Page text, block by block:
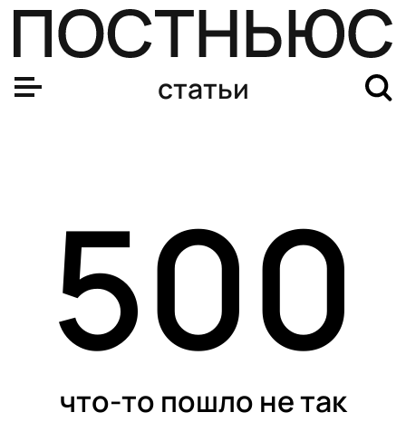
статьи
500
что-то пошло не так